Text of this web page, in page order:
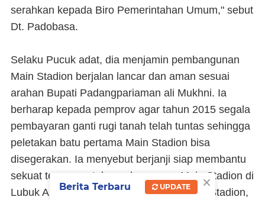
serahkan kepada Biro Pemerintahan Umum," sebut
Dt. Padobasa.
Selaku Pucuk adat, dia menjamin pembangunan
Main Stadion berjalan lancar dan aman sesuai
arahan Bupati Padangpariaman ali Mukhni. Ia
berharap kepada pemprov agar tahun 2015 segala
pembayaran ganti rugi tanah telah tuntas sehingga
peletakan batu pertama Main Stadion bisa
disegerakan. Ia menyebut berjanji siap membantu
sekuat tenaga untuk pembangunan Main Stadion di
Lubuk Alung tersebut. Apalagi dekat Main Stadion,
×
Berita Terbaru UPDATE